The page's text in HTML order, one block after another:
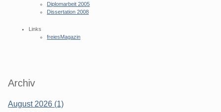
Diplomarbeit 2005
Dissertation 2008
Links
freiesMagazin
Archiv
August 2026 (1)